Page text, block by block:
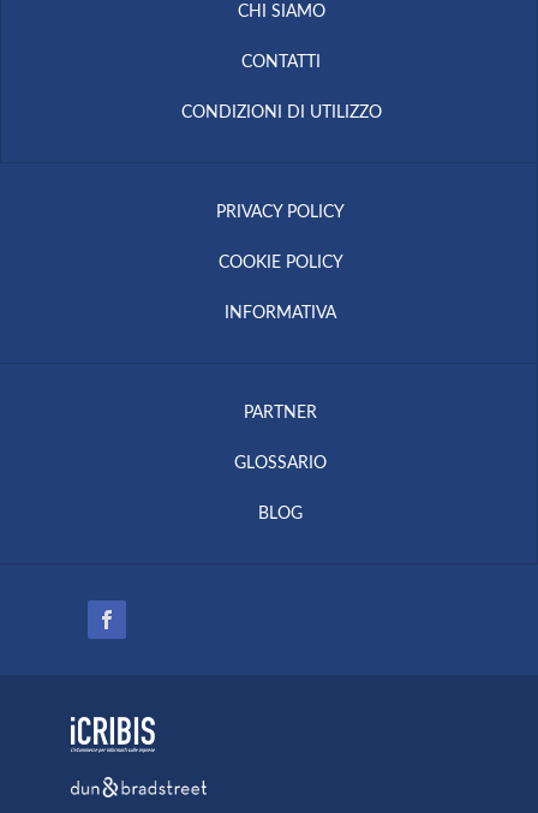
CHI SIAMO
CONTATTI
CONDIZIONI DI UTILIZZO
PRIVACY POLICY
COOKIE POLICY
INFORMATIVA
PARTNER
GLOSSARIO
BLOG